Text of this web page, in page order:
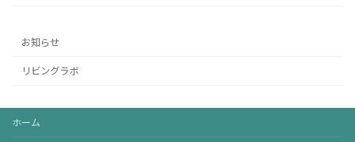
お知らせ
リビングラボ
ホーム